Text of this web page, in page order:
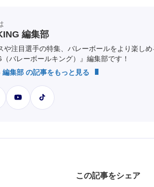
編集部
や注目選手の特集、バレーボールをより楽し
（バレーボールキング）』編集部です！
集部 の記事をもっと見る
この記事をシェア